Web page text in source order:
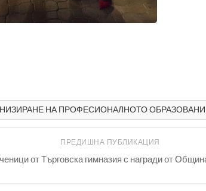
НА ПРОФЕСИОНАЛНОТО
ПРЕДИШНА ПУБЛИКАЦИЯ
от Търговска гимназия с награди от